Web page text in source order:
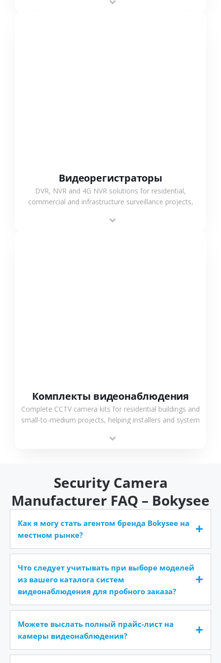
monitoring and flexible coverage.
Видеорегистраторы
DVR, NVR and 4G NVR solutions for residential,
commercial and infrastructure surveillance projects,
Комплекты видеонаблюдения
Complete CCTV camera kits for residential buildings and
small-to-medium projects, helping installers and system
time.
Security Camera
Manufacturer FAQ – Bokysee
Как я могу стать агентом бренда Bokysee на
местном рынке?
Что следует учитывать при выборе моделей
из вашего каталога систем
видеонаблюдения для пробного заказа?
Можете выслать полный прайс-лист на
камеры видеонаблюдения?